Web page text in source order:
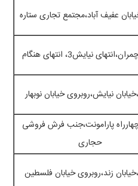
عفیف آباد،مجتمع تجاری ستاره
نیایش3، انتهای هنگام
نیایش،روبروی خیابان نوبهار
پارامونت،جنب فرش فروشی
حجاری
زند،روبروی خیابان فلسطین